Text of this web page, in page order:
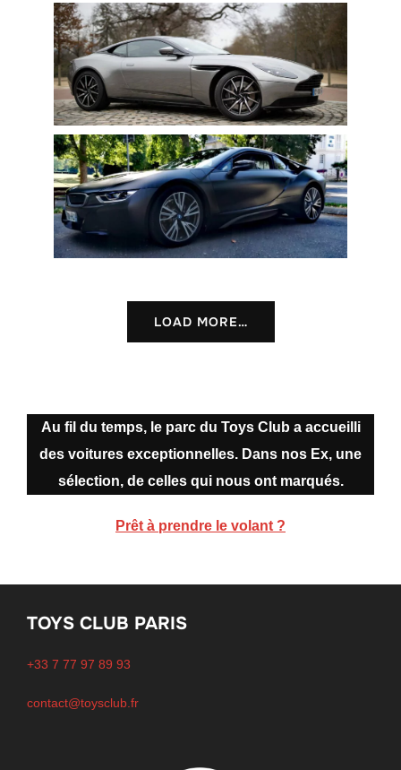
LOAD MORE…
Au fil du temps, le parc du Toys Club a accueilli
des voitures exceptionnelles. Dans nos Ex, une
sélection, de celles qui nous ont marqués.
Prêt à prendre le volant ?
TOYS CLUB PARIS
+33 7 77 97 89 93
contact@toysclub.fr